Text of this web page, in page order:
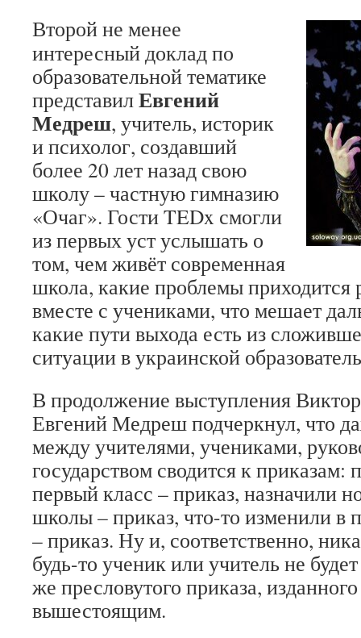
Второй не менее
интересный доклад по
образовательной тематике
представилЕвгений
Медреш, учитель, историк
и психолог, создавший
более 20 лет назад свою
школу – частную гимназию
«Очаг». Гости TEDx смогли
из первых уст услышать о
том, чем живёт современная
школа, какие проблемы приходится
вместе с учениками, что мешает
какие пути выхода есть из
ситуации в украинской
В продолжение выступления
Евгений Медреш подчеркнул, что
между учителями, учениками,
государством сводится к приказам:
первый класс – приказ, назначили
школы – приказ, что-то изменили в
– приказ. Ну и, соответственно,
будь-то ученик или учитель не
же пресловутого приказа,
вышестоящим.